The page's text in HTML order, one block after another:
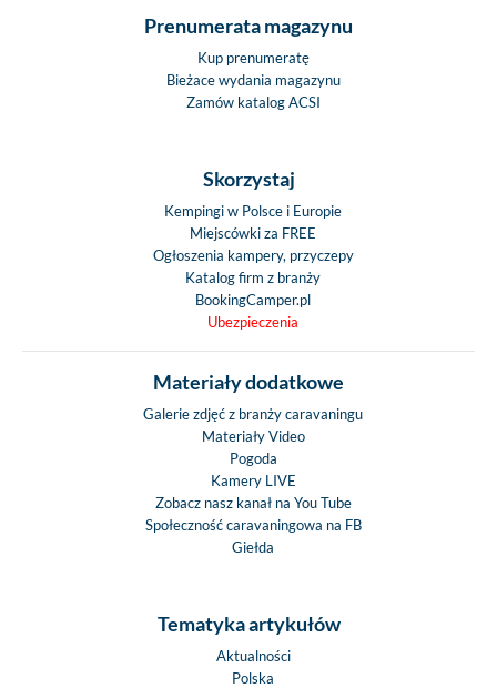
Prenumerata magazynu
Kup prenumeratę
Bieżace wydania magazynu
Zamów katalog ACSI
Skorzystaj
Kempingi w Polsce i Europie
Miejscówki za FREE
Ogłoszenia kampery, przyczepy
Katalog firm z branży
BookingCamper.pl
Ubezpieczenia
Materiały dodatkowe
Galerie zdjęć z branży caravaningu
Materiały Video
Pogoda
Kamery LIVE
Zobacz nasz kanał na You Tube
Społeczność caravaningowa na FB
Giełda
Tematyka artykułów
Aktualności
Polska